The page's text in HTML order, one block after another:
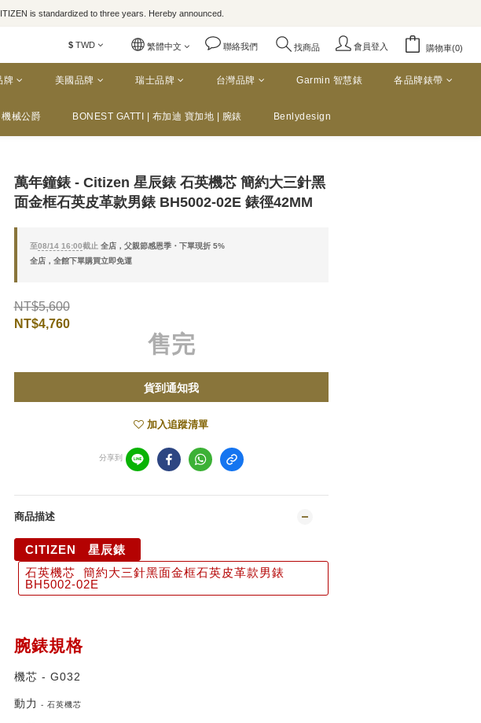
is standardized to three years. Hereby announced.
$ TWD 繁體中文 聯絡我們 找商品 會員登入 購物車(0)
牌 美國品牌 瑞士品牌 台灣品牌 Garmin 智慧錶 各品牌錶帶
械公爵 BONEST GATTI | 布加迪 寶加地 | 腕錶 Benlydesign
萬年鐘錶 - Citizen 星辰錶 石英機芯 簡約大三針黑
面金框石英皮革款男錶 BH5002-02E 錶徑42MM
至08/14 16:00截止 全店，父親節感恩季・下單現折 5%
全店，全館下單購買立即免運
NT$5,600
NT$4,760
售完
貨到通知我
加入追蹤清單
分享到
商品描述
CITIZEN 星辰錶
石英機芯 簡約大三針黑面金框石英皮革款男錶
BH5002-02E
腕錶規格
機芯 - G032
動力 - 石英機芯